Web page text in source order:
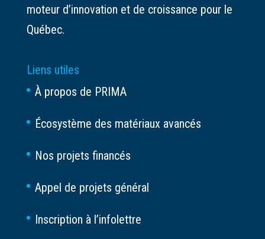
moteur d’innovation et de croissance pour le
Québec.
Liens utiles
À propos de PRIMA
Écosystème des matériaux avancés
Nos projets financés
Appel de projets général
Inscription à l’infolettre